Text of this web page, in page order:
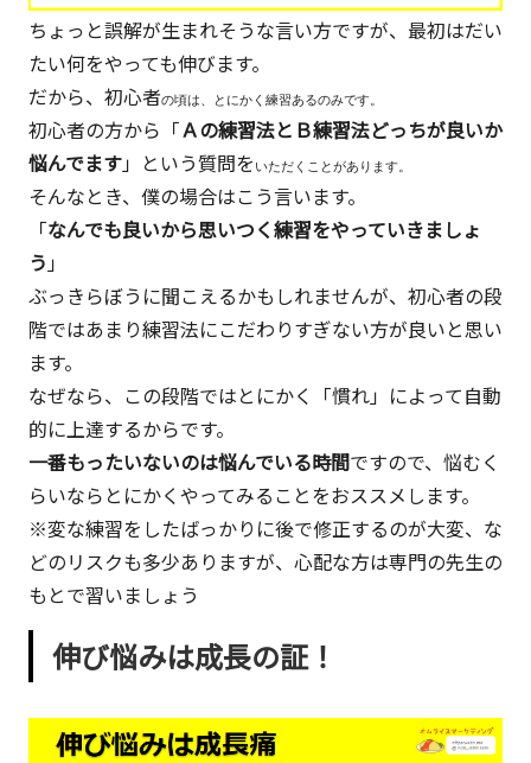
の
深
堀
り
オ
タ
ク』
に
よ
る
マ
ッ
シ
ア
プ
的
の
で
す。
ちょっと誤解が生まれそうな言い方ですが、最初はだい
たい何をやっても伸びます。
だから、初心者の頃は、とにかく練習あるのみです。
初心者の方から「Ａの練習法とＢ練習法どっちが良いか
悩んでます」という質問を いただくことがあります。
そんなとき、僕の場合はこう言います。
「なんでも良いから思いつく練習をやっていきましょ
う 」
ぶっきらぼうに聞こえるかもしれませんが、初心者の段
階ではあまり練習法にこだわりすぎない方が良いと思い
ます。
なぜなら、この段階ではとにかく「慣れ」によって自動
的に上達するからです。
一番もったいないのは悩んでいる時間ですので、悩むく
らいならとにかくやってみることをおススメします。
※変な練習をしたばっかりに後で修正するのが大変、な
どのリスクも多少ありますが、心配な方は専門の先生の
もとで習いましょう
伸び悩みは成長の証！